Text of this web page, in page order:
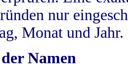
nur
Monat und Jahr.
Namen